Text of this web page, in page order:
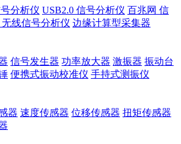
分析仪 USB2.0 信号分析仪 百兆网 信
线信号分析仪 边缘计算型采集器
信号发生器 功率放大器 激振器 振动台
便携式振动校准仪 手持式测振仪
器 速度传感器 位移传感器 扭矩传感器